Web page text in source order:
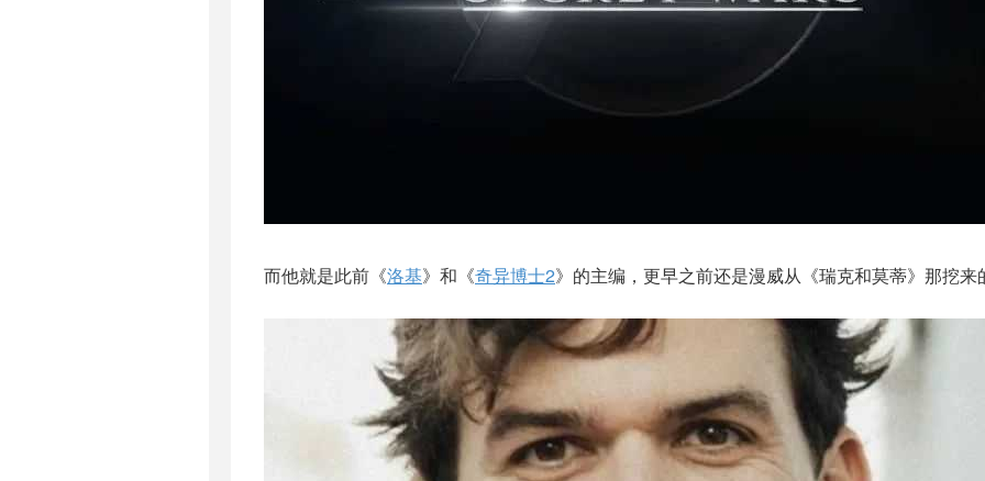
而他就是此前《洛基》和《奇异博士2》的主编，更早之前还是漫威从《瑞克和莫蒂》那挖来